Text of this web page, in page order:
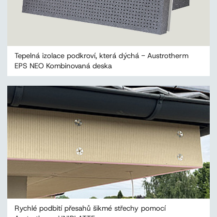
Tepelná izolace podkroví, která dýchá - Austrotherm
EPS NEO Kombinovaná deska
Rychlé podbití přesahů šikmé střechy pomocí